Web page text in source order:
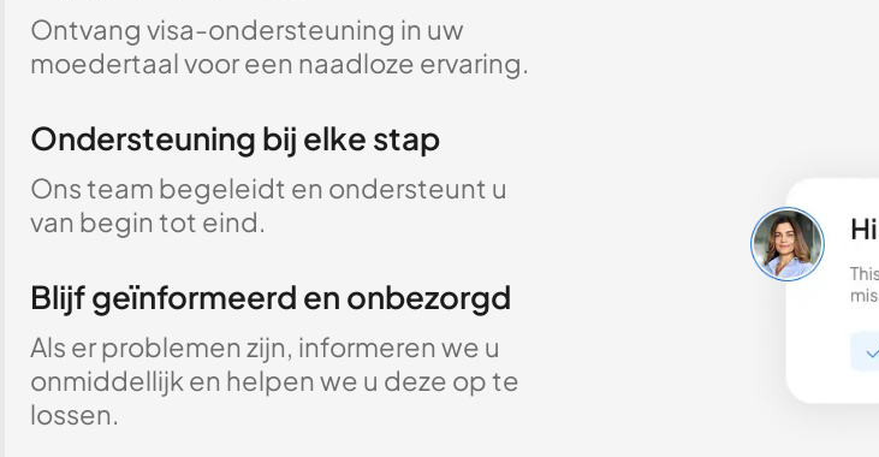
Ontvang visa-ondersteuning in uw
moedertaal voor een naadloze ervaring.
Ondersteuning bij elke stap
Ons team begeleidt en ondersteunt u
van begin tot eind.
Blijf geïnformeerd en onbezorgd
Als er problemen zijn, informeren we u
onmiddellijk en helpen we u deze op te
lossen.